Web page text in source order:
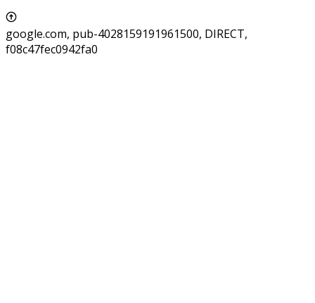
google.com, pub-4028159191961500, DIRECT,
f08c47fec0942fa0